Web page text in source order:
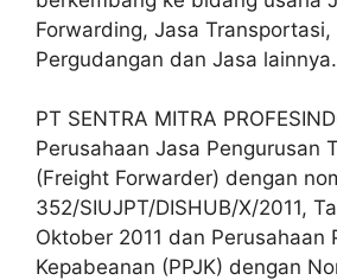
Forwarding, Jasa Transportasi,
Pergudangan dan Jasa lainnya.
PT SENTRA MITRA
Perusahaan Jasa Pengurusan
(Freight Forwarder) dengan
352/SIUJPT/DISHUB/X/2011,
Oktober 2011 dan Perusahaan
Kepabeanan (PPJK) dengan